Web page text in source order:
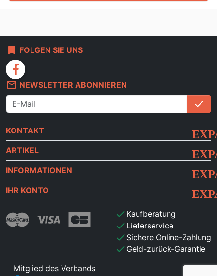
bookmark FOLGEN SIE UNS
facebook
mail_outline NEWSLETTER ABONNIEREN
check
KONTAKT
ARTIKEL
INFORMATIONEN
IHR KONTO
check Kaufberatung
check Lieferservice
check Sichere Online-Zahlung
check Geld-zurück-Garantie
Mitglied des Verbands